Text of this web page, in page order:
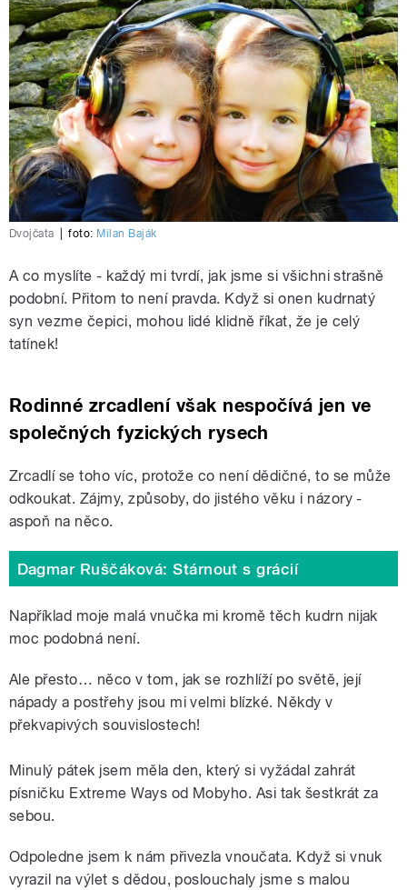
Dvojčata foto: Milan Baják
A co myslíte - každý mi tvrdí, jak jsme si všichni strašně
podobní. Přitom to není pravda. Když si onen kudrnatý
syn vezme čepici, mohou lidé klidně říkat, že je celý
tatínek!
Rodinné zrcadlení však nespočívá jen ve
společných fyzických rysech
Zrcadlí se toho víc, protože co není dědičné, to se může
odkoukat. Zájmy, způsoby, do jistého věku i názory -
aspoň na něco.
Dagmar Ruščáková: Stárnout s grácií
Například moje malá vnučka mi kromě těch kudrn nijak
moc podobná není.
Ale přesto… něco v tom, jak se rozhlíží po světě, její
nápady a postřehy jsou mi velmi blízké. Někdy v
překvapivých souvislostech!
Minulý pátek jsem měla den, který si vyžádal zahrát
písničku Extreme Ways od Mobyho. Asi tak šestkrát za
sebou.
Odpoledne jsem k nám přivezla vnoučata. Když si vnuk
vyrazil na výlet s dědou, poslouchaly jsme s malou